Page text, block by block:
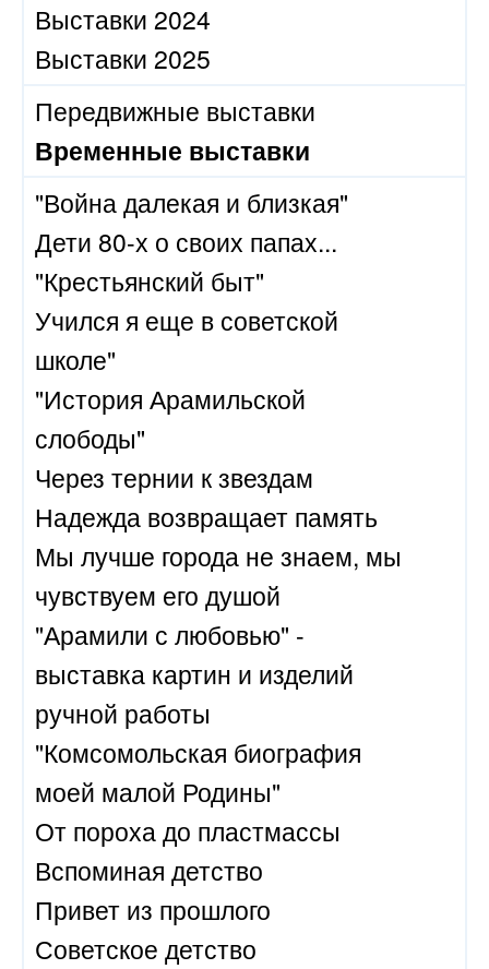
Выставки 2024
Выставки 2025
Передвижные выставки
Временные выставки
"Война далекая и близкая"
Дети 80-х о своих папах...
"Крестьянский быт"
Учился я еще в советской
школе"
"История Арамильской
слободы"
Через тернии к звездам
Надежда возвращает память
Мы лучше города не знаем, мы
чувствуем его душой
"Арамили с любовью" -
выставка картин и изделий
ручной работы
"Комсомольская биография
моей малой Родины"
От пороха до пластмассы
Вспоминая детство
Привет из прошлого
Советское детство